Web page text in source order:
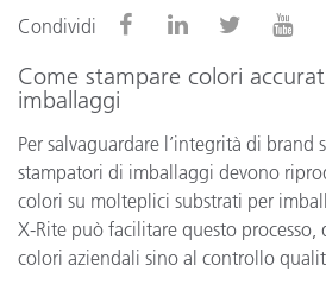
Condividi
Come stampare colori
imballaggi
Per salvaguardare l’integrità di brand
stampatori di imballaggi devono
colori su molteplici substrati per
X-Rite può facilitare questo processo,
colori aziendali sino al controllo